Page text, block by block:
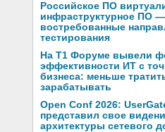
Российское ПО
инфраструктурное ПО
востребованные
тестирования
На Т1 Форуме вывели
эффективности ИТ с
бизнеса: меньше
зарабатывать
Open Conf 2026:
представил свое
архитектуры сетевого